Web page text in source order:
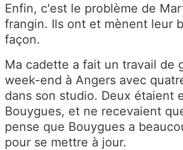
Enfin, c'est le problème de
frangin. Ils ont et mènent leur
façon.
Ma cadette a fait un travail de
week-end à Angers avec
dans son studio. Deux étaient
Bouygues, et ne recevaient
pense que Bouygues a
pour se mettre à jour.